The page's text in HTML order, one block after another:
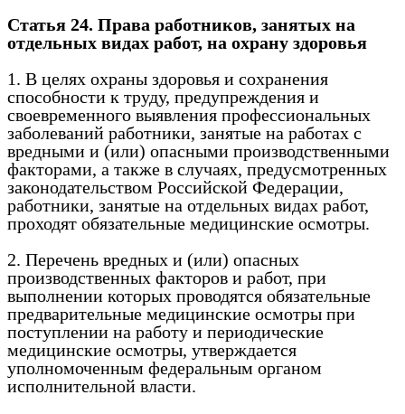
Статья 24. Права работников, занятых на
отдельных видах работ, на охрану здоровья
1. В целях охраны здоровья и сохранения
способности к труду, предупреждения и
своевременного выявления профессиональных
заболеваний работники, занятые на работах с
вредными и (или) опасными производственными
факторами, а также в случаях, предусмотренных
законодательством Российской Федерации,
работники, занятые на отдельных видах работ,
проходят обязательные медицинские осмотры.
2. Перечень вредных и (или) опасных
производственных факторов и работ, при
выполнении которых проводятся обязательные
предварительные медицинские осмотры при
поступлении на работу и периодические
медицинские осмотры, утверждается
уполномоченным федеральным органом
исполнительной власти.